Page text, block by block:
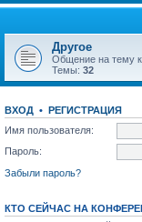
Другое
Общение на тему
Темы: 32
ВХОД • РЕГИСТРАЦИЯ
Имя пользователя:
Пароль:
Забыли пароль?
КТО СЕЙЧАС НА